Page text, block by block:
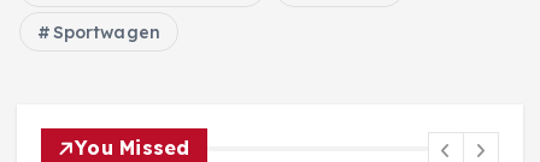
Sportwagen
You Missed